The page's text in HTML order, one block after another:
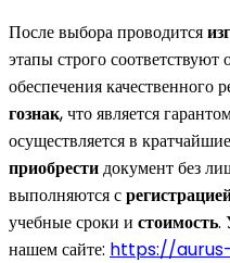
После выбора проводится
этапы строго
обеспечения качественного
гознак, что является
осуществляется в
приобрестидокумент без
выполняются с
учебные сроки и стоимость.
нашем сайте: https://